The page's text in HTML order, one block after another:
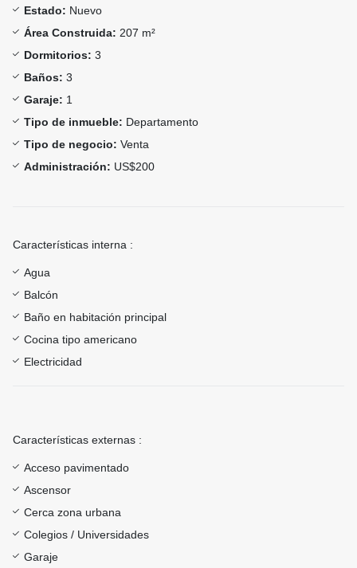
Estado: Nuevo
Área Construida: 207 m²
Dormitorios: 3
Baños: 3
Garaje: 1
Tipo de inmueble: Departamento
Tipo de negocio: Venta
Administración: US$200
Características interna :
Agua
Balcón
Baño en habitación principal
Cocina tipo americano
Electricidad
Características externas :
Acceso pavimentado
Ascensor
Cerca zona urbana
Colegios / Universidades
Garaje